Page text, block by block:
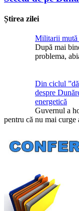
Știrea zilei
Militarii mută
După mai
problema,
Din ciclul
despre
energetică
Guvernul a
pentru că nu mai curge